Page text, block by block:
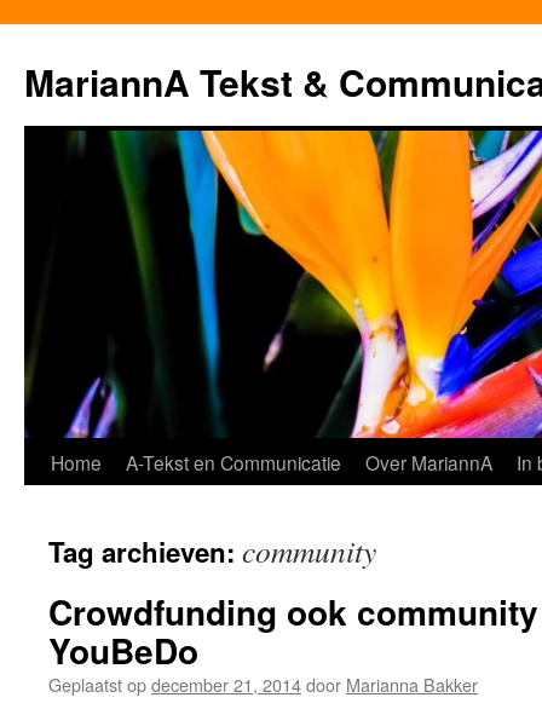
MariannA Tekst &
Ga
de
inhoud
Home A-Tekst en Communicatie Over MariannA In
Tag archieven: community
Crowdfunding ook
YouBeDo
Geplaatst opdecember 21, 2014door Marianna Bakker